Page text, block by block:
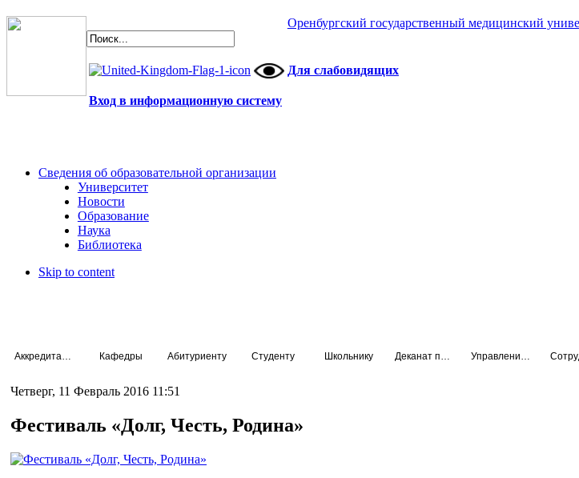
Оренбургский государственный медицинский
Для слабовидящих
Вход в информационную систему
Сведения об образовательной организации
Университет
Новости
Образование
Наука
Библиотека
Skip to content
Кафедры Абитуриенту Студенту Школьнику
Четверг, 11 Февраль 2016 11:51
Фестиваль «Долг, Честь, Родина»